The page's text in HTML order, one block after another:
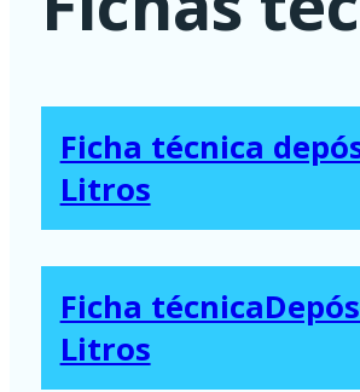
cantidad
Ficha técnica
Litros
Ficha
Litros